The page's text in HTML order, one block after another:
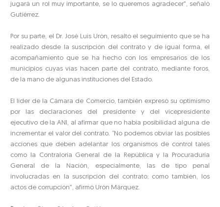
jugará un rol muy importante, se lo queremos agradecer”, señaló
Gutiérrez.
Por su parte, el Dr. José Luis Urón, resaltó el seguimiento que se ha
realizado desde la suscripción del contrato y de igual forma, el
acompañamiento que se ha hecho con los empresarios de los
municipios cuyas vías hacen parte del contrato, mediante foros,
de la mano de algunas instituciones del Estado.
El líder de la Cámara de Comercio, también expresó su optimismo
por las declaraciones del presidente y del vicepresidente
ejecutivo de la ANI, al afirmar que no había posibilidad alguna de
incrementar el valor del contrato. “No podemos obviar las posibles
acciones que deben adelantar los organismos de control tales
como la Contraloría General de la República y la Procuraduría
General de la Nación, especialmente, las de tipo penal
involucradas en la suscripción del contrato; como también, los
actos de corrupción”, afirmó Urón Márquez.